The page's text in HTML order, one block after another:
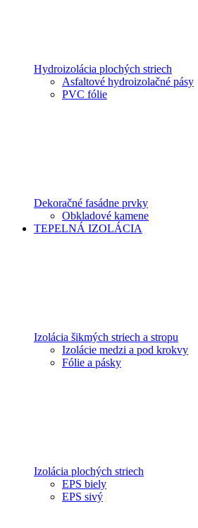
Hydroizolácia plochých striech
Asfaltové hydroizolačné pásy
PVC fólie
Dekoračné fasádne prvky
Obkladové kamene
TEPELNÁ IZOLÁCIA
Izolácia šikmých striech a stropu
Izolácie medzi a pod krokvy
Fólie a pásky
Izolácia plochých striech
EPS biely
EPS sivý